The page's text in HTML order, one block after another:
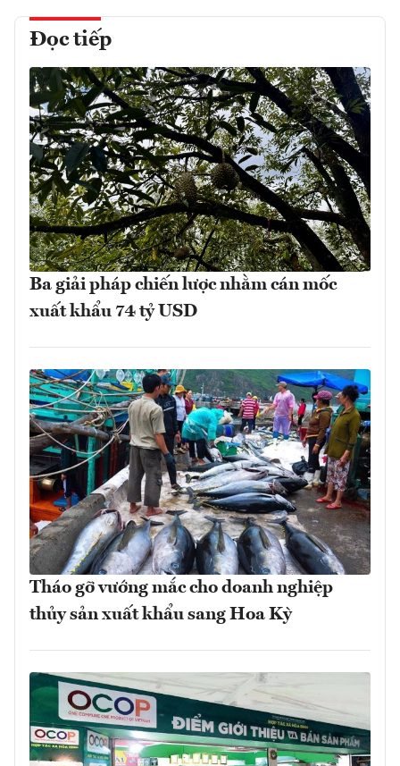
Đọc tiếp
Ba giải pháp chiến lược nhằm cán mốc
xuất khẩu 74 tỷ USD
Tháo gỡ vướng mắc cho doanh nghiệp
thủy sản xuất khẩu sang Hoa Kỳ